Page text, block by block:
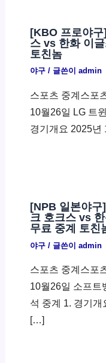
[KBO 프로야
스 vs 한화 이
토친놈
야구/ 글쓴이 admin
스포츠 중계스포
10월26일 LG 트
경기개요 2025
[NPB 일본야구
크 호크스 vs
무료 중계 토친
야구/ 글쓴이 admin
스포츠 중계스포
10월26일 소프트
석 중계 1. 경기
[…]